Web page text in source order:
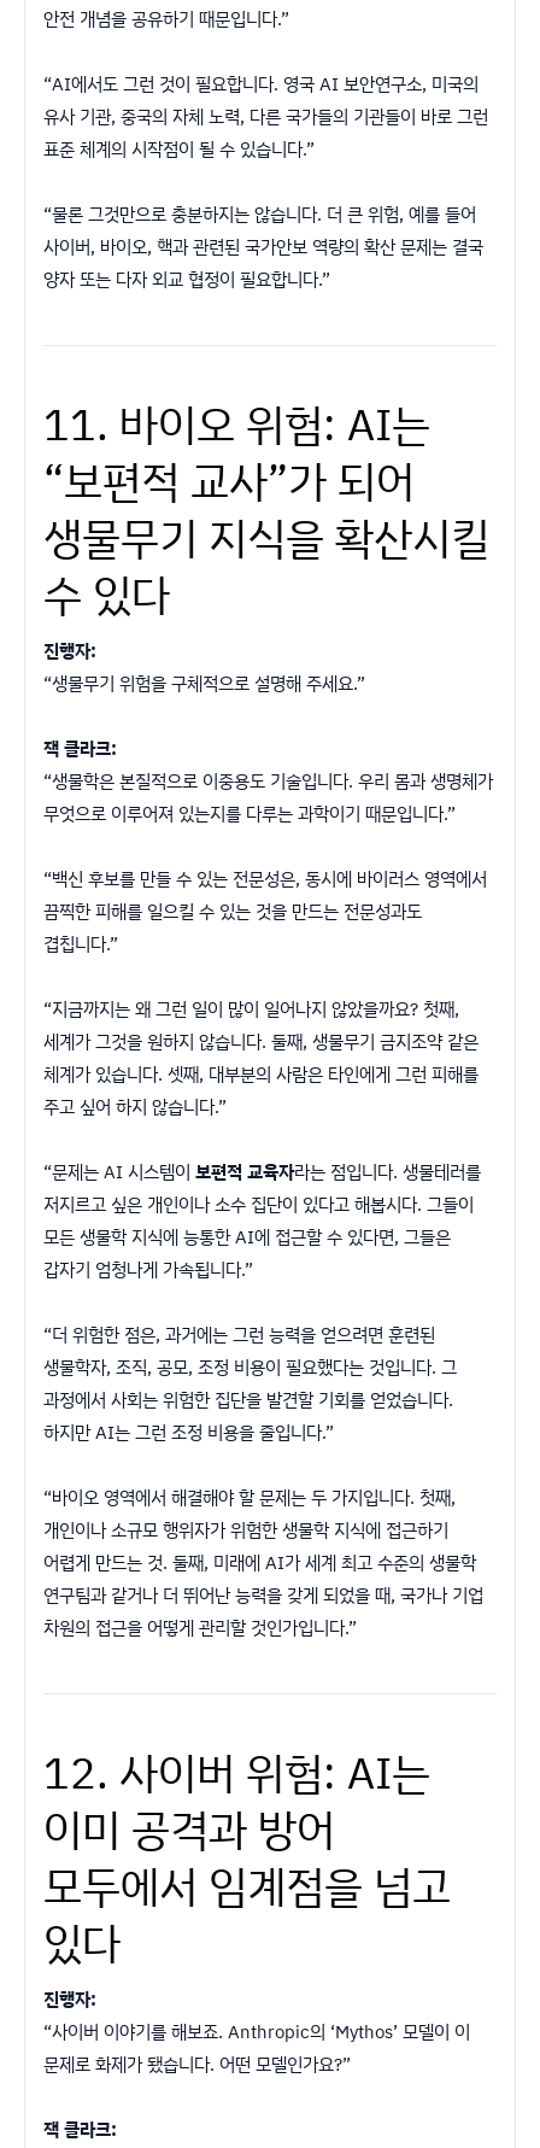
안전 개념을 공유하기 때문입니다.”
“AI에서도 그런 것이 필요합니다. 영국 AI 보안연구소, 미국의
유사 기관, 중국의 자체 노력, 다른 국가들의 기관들이 바로 그런
표준 체계의 시작점이 될 수 있습니다.”
“물론 그것만으로 충분하지는 않습니다. 더 큰 위험, 예를 들어
사이버, 바이오, 핵과 관련된 국가안보 역량의 확산 문제는 결국
양자 또는 다자 외교 협정이 필요합니다.”
11. 바이오 위험: AI는
“보편적 교사”가 되어
생물무기 지식을 확산시킬
수 있다
진행자:
“생물무기 위험을 구체적으로 설명해 주세요.”
잭 클라크:
“생물학은 본질적으로 이중용도 기술입니다. 우리 몸과 생명체가
무엇으로 이루어져 있는지를 다루는 과학이기 때문입니다.”
“백신 후보를 만들 수 있는 전문성은, 동시에 바이러스 영역에서
끔찍한 피해를 일으킬 수 있는 것을 만드는 전문성과도
겹칩니다.”
“지금까지는 왜 그런 일이 많이 일어나지 않았을까요? 첫째,
세계가 그것을 원하지 않습니다. 둘째, 생물무기 금지조약 같은
체계가 있습니다. 셋째, 대부분의 사람은 타인에게 그런 피해를
주고 싶어 하지 않습니다.”
“문제는 AI 시스템이 보편적 교육자라는 점입니다. 생물테러를
저지르고 싶은 개인이나 소수 집단이 있다고 해봅시다. 그들이
모든 생물학 지식에 능통한 AI에 접근할 수 있다면, 그들은
갑자기 엄청나게 가속됩니다.”
“더 위험한 점은, 과거에는 그런 능력을 얻으려면 훈련된
생물학자, 조직, 공모, 조정 비용이 필요했다는 것입니다. 그
과정에서 사회는 위험한 집단을 발견할 기회를 얻었습니다.
하지만 AI는 그런 조정 비용을 줄입니다.”
“바이오 영역에서 해결해야 할 문제는 두 가지입니다. 첫째,
개인이나 소규모 행위자가 위험한 생물학 지식에 접근하기
어렵게 만드는 것. 둘째, 미래에 AI가 세계 최고 수준의 생물학
연구팀과 같거나 더 뛰어난 능력을 갖게 되었을 때, 국가나 기업
차원의 접근을 어떻게 관리할 것인가입니다.”
12. 사이버 위험: AI는
이미 공격과 방어
모두에서 임계점을 넘고
있다
진행자:
“사이버 이야기를 해보죠. Anthropic의 ‘Mythos’ 모델이 이
문제로 화제가 됐습니다. 어떤 모델인가요?”
잭 클라크: